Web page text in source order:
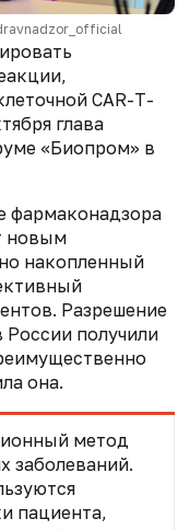
CAR-T-
глава
«Биопром» в
фармаконадзора
новым
накопленный
Разрешение
России получили
она.
метод
заболеваний.
пациента,